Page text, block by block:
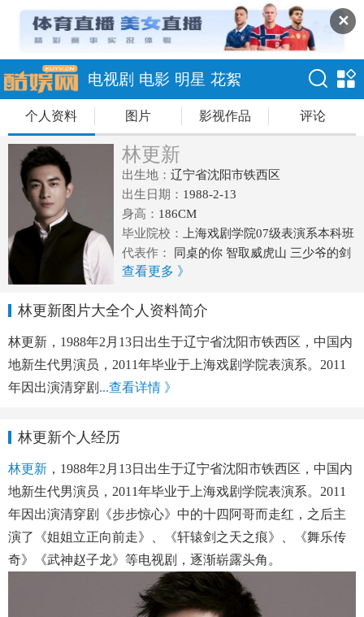
✕
电视剧 电影 明星 花絮
个人资料 图片 影视作品 评论
林更新
出生地： 辽宁省沈阳市铁西区
出生日期： 1988-2-13
身高： 186CM
毕业院校：
上海戏剧学院07级表演系本科班
代表作：
同桌的你 智取威虎山 三少爷的剑
快手枪手快枪手 武神赵子龙
查看更多 》
林更新图片大全个人资料简介
林更新，1988年2月13日出生于辽宁省沈阳市铁西区，中国内
地新生代男演员，2011年毕业于上海戏剧学院表演系。2011
年因出演清穿剧 ...查看详情 》
林更新个人经历
林更新 ，1988年2月13日出生于辽宁省沈阳市铁西区，中国内
地新生代男演员，2011年毕业于上海戏剧学院表演系。2011
年因出演清穿剧《步步惊心》中的十四阿哥而走红，之后主
演了《姐姐立正向前走》、《轩辕剑之天之痕》、《舞乐传
奇》《武神赵子龙》等电视剧，逐渐崭露头角。